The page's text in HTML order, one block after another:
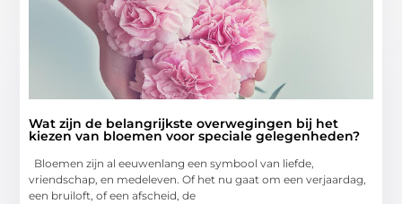
Wat zijn de belangrijkste overwegingen bij het
kiezen van bloemen voor speciale gelegenheden?
Bloemen zijn al eeuwenlang een symbool van liefde,
vriendschap, en medeleven. Of het nu gaat om een verjaardag,
een bruiloft, of een afscheid, de